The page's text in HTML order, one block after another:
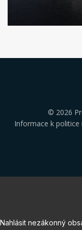
© 2026
Informace k politice
Nahlásit nezákonný